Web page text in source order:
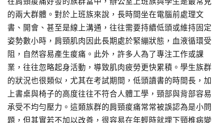
的兩大群體。對於上班族來說，長時間坐在電腦前處理文
書、開會、甚至是線上溝通，往往需要持續低頭或維持固定
姿勢數小時，肩頸肌肉因此長期處於緊繃狀態，血液循環受
阻，自然容易產生痠痛。此外，許多人為了專注工作或課
業，往往忽略起身活動，導致肌肉疲勞更快累積。學生族群
的狀況也很類似，尤其在考試期間，低頭讀書的時間長，加
上書桌與椅子的高度往往不符合人體工學，頸部與背部容易
承受不均勻壓力。這類族群的肩頸痠痛常常被誤認為是小問
題，但其實若不加以改善，很容易在年輕時就埋下頸椎病變